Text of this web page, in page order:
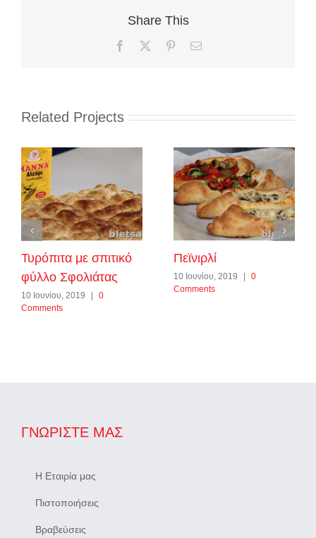
Share This
Facebook PinterestEmail
Related Projects
Τυρόπιτα με σπιτικό
φύλλο Σφολιάτας
10 Ιουνίου, 2019 |
0
Comments
Πεϊνιρλί
10 Ιουνίου, 2019 |
0
Comments
ΓΝΩΡΊΣΤΕ ΜΑΣ
Η Εταιρία μας
Πιστοποιήσεις
Βραβεύσεις